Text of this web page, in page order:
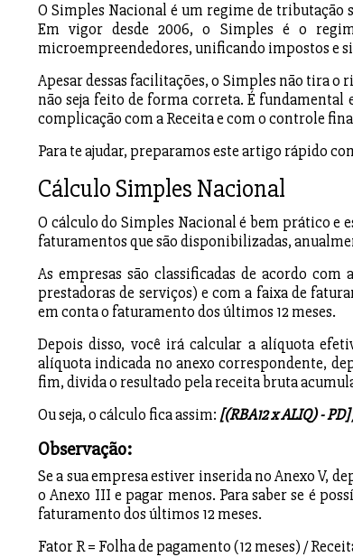
O Simples Nacional é um regime de
Em vigor desde 2006, o Simples é o
microempreendedores, unificando impostos e
Apesar dessas facilitações, o Simples não tira o
não seja feito de forma correta. É
complicação com a Receita e com o controle
Para te ajudar, preparamos este artigo rápido
Cálculo Simples Nacional
O cálculo do Simples Nacional é bem prático e
faturamentos que são disponibilizadas,
As empresas são classificadas de acordo
prestadoras de serviços) e com a faixa de
em conta o faturamento dos últimos 12 meses.
Depois disso, você irá calcular a alíquota
alíquota indicada no anexo correspondente,
fim, divida o resultado pela receita bruta
Ou seja, o cálculo fica assim: [(RBA12 x ALIQ) - PD]
Observação:
Se a sua empresa estiver inserida no Anexo V,
o Anexo III e pagar menos. Para saber se é
faturamento dos últimos 12 meses.
Fator R = Folha de pagamento (12 meses) /